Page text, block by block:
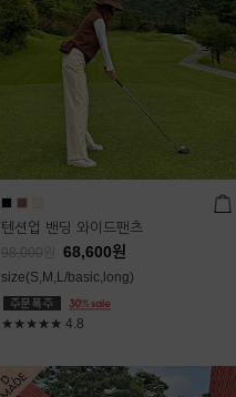
텐션업 밴딩 와이드팬츠
98,000 68,600원
size(S,M,L/basic,long)
★★★★★ 4.8